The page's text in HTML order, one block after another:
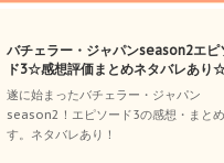
バチェラー・ジャパンseason2エピ
ド3☆感想評価まとめネタバレあり
遂に始まったバチェラー・ジャパン
season2！エピソード3の感想・まと
す。ネタバレあり！